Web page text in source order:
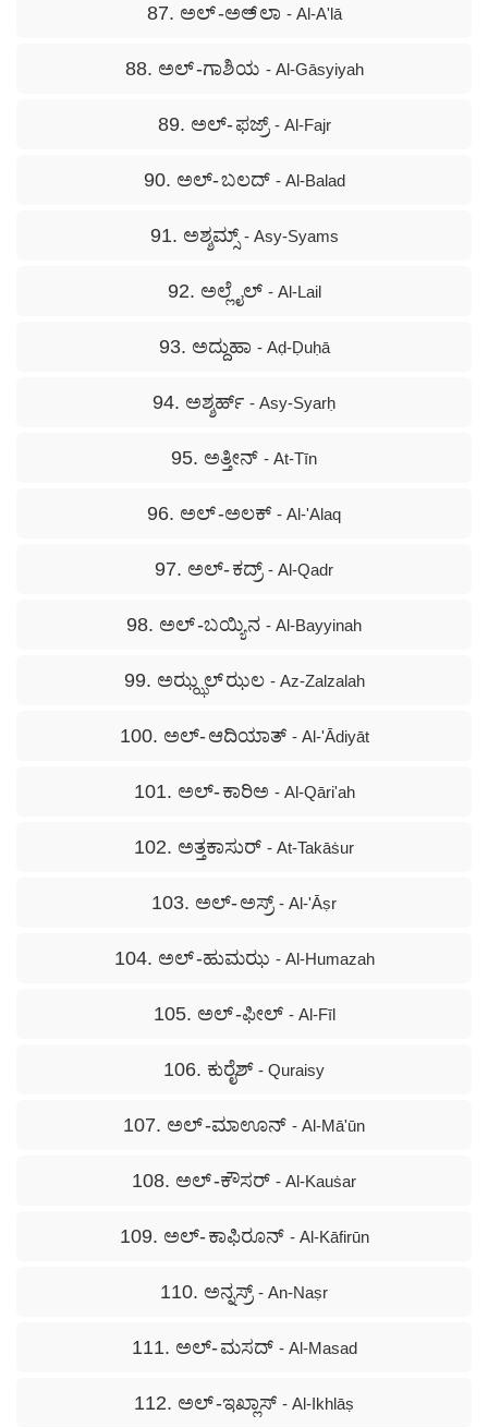
87. ಅಲ್ -ಅಅ್ ಲಾ - Al-A'lā
88. ಅಲ್ -ಗಾಶಿಯ - Al-Gāsyiyah
89. ಅಲ್- ಫಜ್ರ್ - Al-Fajr
90. ಅಲ್- ಬಲದ್ - Al-Balad
91. ಅಶ್ಶಮ್ಸ್ - Asy-Syams
92. ಅಲ್ಲೈಲ್ - Al-Lail
93. ಅದ್ದುಹಾ - Aḍ-Ḍuḥā
94. ಅಶ್ಶರ್ಹ್ - Asy-Syarḥ
95. ಅತ್ತೀನ್ - At-Tīn
96. ಅಲ್ -ಅಲಕ್ - Al-'Alaq
97. ಅಲ್- ಕದ್ರ್ - Al-Qadr
98. ಅಲ್ -ಬಯ್ಯಿನ - Al-Bayyinah
99. ಅಝ್ಝಲ್ ಝಲ - Az-Zalzalah
100. ಅಲ್- ಆದಿಯಾತ್ - Al-'Ādiyāt
101. ಅಲ್- ಕಾರಿಅ - Al-Qāri'ah
102. ಅತ್ತಕಾಸುರ್ - At-Takāṡur
103. ಅಲ್- ಅಸ್ರ್ - Al-'Āṣr
104. ಅಲ್ -ಹುಮಝ - Al-Humazah
105. ಅಲ್ -ಫೀಲ್ - Al-Fīl
106. ಕುರೈಶ್ - Quraisy
107. ಅಲ್ -ಮಾಊನ್ - Al-Mā'ūn
108. ಅಲ್ -ಕೌಸರ್ - Al-Kauṡar
109. ಅಲ್- ಕಾಫಿರೂನ್ - Al-Kāfirūn
110. ಅನ್ನಸ್ರ್ - An-Naṣr
111. ಅಲ್- ಮಸದ್ - Al-Masad
112. ಅಲ್ -ಇಖ್ಲಾಸ್ - Al-Ikhlāṣ